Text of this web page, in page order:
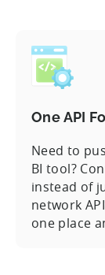
One API
Need to
BI tool?
instead of
network
one place